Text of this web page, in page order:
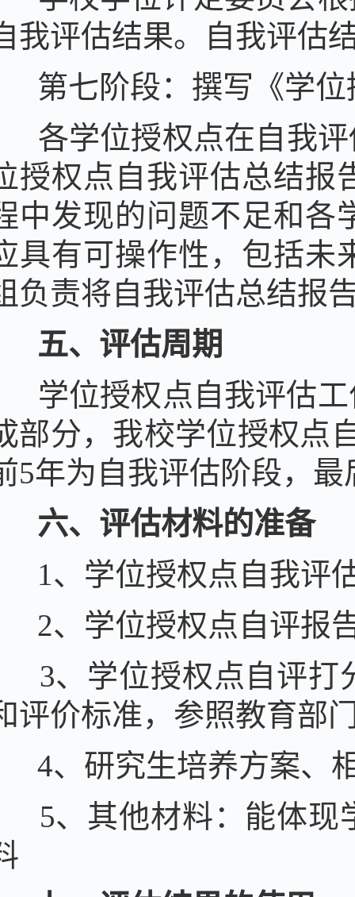
我评估结果。自我评估
第七阶段：撰写 《学位
各学位授权点在自我
授权点 自我评估总结报
中发现的问题不足和各
具有可操作性，包括未
负责将自我评估总结报
五、评估周期
学位授权点自我评估
部分，我校学位授权点
5年为自我评估阶段，最
六、评估材料的准备
1、学位授权点自我评
2、学位授权点自评报
3、学位授权点自评打
评价标准，参照教育
4、研究生培养方案、
5、其他材料：能体现